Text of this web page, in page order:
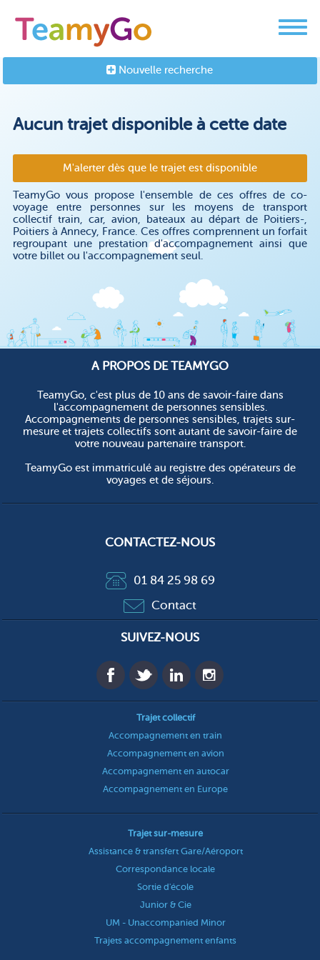
Nouvelle recherche
Aucun trajet disponible à cette date
M'alerter dès que le trajet est disponible
TeamyGo vous propose l'ensemble de ces offres de co-
voyage entre personnes sur les moyens de transport
collectif train, car, avion, bateaux au départ de Poitiers-,
Poitiers à Annecy, France. Ces offres comprennent un forfait
regroupant une prestation d'accompagnement ainsi que
votre billet ou l'accompagnement seul.
A PROPOS DE TEAMYGO
TeamyGo, c'est plus de 10 ans de savoir-faire dans
l'accompagnement de personnes sensibles.
Accompagnements de personnes sensibles, trajets sur-
mesure et trajets collectifs sont autant de savoir-faire de
votre nouveau partenaire transport.
TeamyGo est immatriculé au registre des opérateurs de
voyages et de séjours.
CONTACTEZ-NOUS
01 84 25 98 69
Contact
SUIVEZ-NOUS
Trajet collectif
Accompagnement en train
Accompagnement en avion
Accompagnement en autocar
Accompagnement en Europe
Trajet sur-mesure
Assistance & transfert Gare/Aéroport
Correspondance locale
Sortie d'école
Junior & Cie
UM - Unaccompanied Minor
Trajets accompagnement enfants